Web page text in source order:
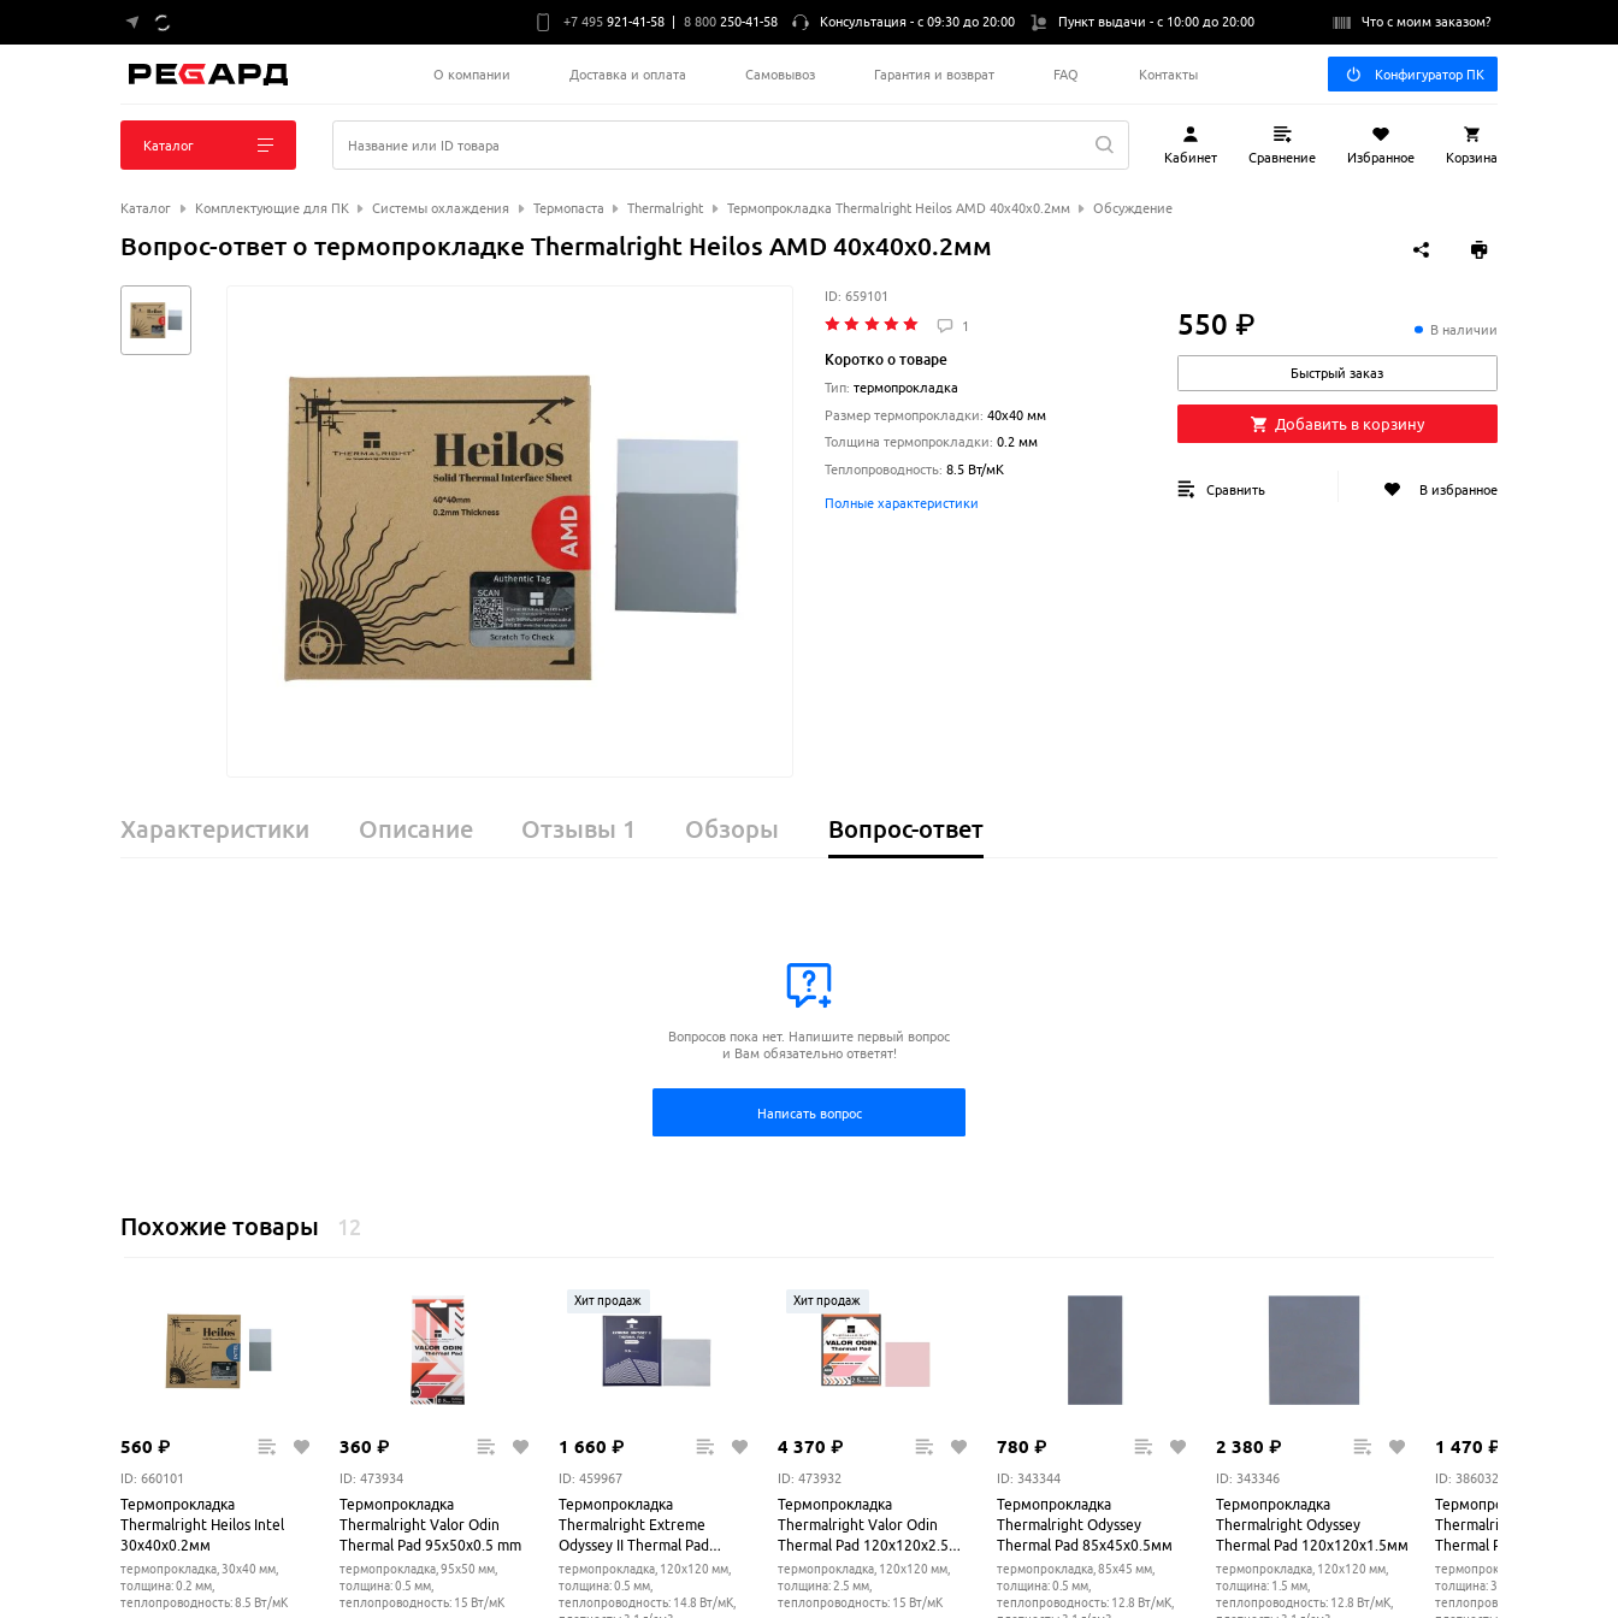
+7 495 921-41-58 8 800 250-41-58 Консультация -с 09:30 до 20:00 Пункт выдачи -с 10:00 до 20:00 Что с моим заказом?
О компании Доставка и оплата Самовывоз Гарантия и возврат FAQ Контакты Конфигуратор ПК
Каталог Название или ID товара
Кабинет Сравнение Избранное Корзина
Каталог Комплектующие для ПК Системы охлаждения Термопаста Thermalright Термопрокладка Thermalright Heilos AMD 40x40x0.2мм Обсуждение
Вопрос-ответ о термопрокладке Thermalright Heilos AMD 40x40x0.2мм
ID: 659101
1
Коротко о товаре
Тип: термопрокладка
Размер термопрокладки: 40x40 мм
Толщина термопрокладки: 0.2 мм
Теплопроводность: 8.5 Вт/мК
Полные характеристики
550 ₽550 ₽ В наличии
Быстрый заказ
Добавить в корзину
Сравнить В избранное
Характеристики Описание Отзывы 1 Обзоры Вопрос-ответ
Вопросов пока нет. Напишите первый вопрос
и Вам обязательно ответят!
Написать вопрос
Похожие товары 12
560 ₽
ID: 660101
Термопрокладка
Thermalright Heilos Intel
30x40x0.2мм
термопрокладка, 30x40 мм,
толщина: 0.2 мм,
теплопроводность: 8.5 Вт/мК
360 ₽
ID: 473934
Термопрокладка
Thermalright Valor Odin
Thermal Pad 95x50x0.5 mm
термопрокладка, 95x50 мм,
толщина: 0.5 мм,
теплопроводность: 15 Вт/мК
Хит продаж
1 660 ₽
ID: 459967
Термопрокладка
Thermalright Extreme
Odyssey II Thermal Pad
120x120x0.5 mm
термопрокладка, 120x120 мм,
толщина: 0.5 мм,
теплопроводность: 14.8 Вт/мК,
Хит продаж
4 370 ₽
ID: 473932
Термопрокладка
Thermalright Valor Odin
Thermal Pad 120x120x2.5
mm
термопрокладка, 120x120 мм,
толщина: 2.5 мм,
теплопроводность: 15 Вт/мК
780 ₽
ID: 343344
Термопрокладка
Thermalright Odyssey
Thermal Pad 85x45x0.5мм
термопрокладка, 85x45 мм,
толщина: 0.5 мм,
теплопроводность: 12.8 Вт/мК,
2 380 ₽
ID: 343346
Термопрокладка
Thermalright Odyssey
Thermal Pad 120x120x1.5мм
термопрокладка, 120x120 мм,
толщина: 1.5 мм,
теплопроводность: 12.8 Вт/мК,
1 470 ₽
ID: 386032
Термопрокладка
Thermalright Odyssey
Thermal Pad 85x45x3мм
термопрокладка, 85x45 мм,
толщина: 3 мм,
теплопроводность: 12.8 Вт/мК,